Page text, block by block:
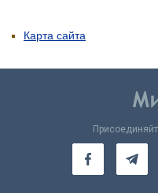
Карта сайта